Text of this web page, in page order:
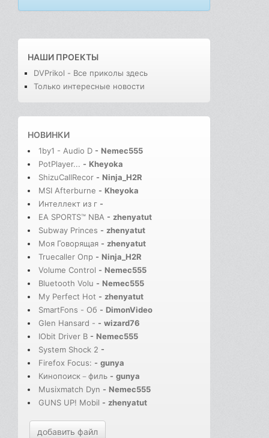
НАШИ ПРОЕКТЫ
DVPrikol - Все приколы здесь
Только интересные новости
НОВИНКИ
1by1 - Audio D - Nemec555
PotPlayer... - Kheyoka
ShizuCallRecor - Ninja_H2R
MSI Afterburne - Kheyoka
Интеллект из г -
EA SPORTS™ NBA - zhenyatut
Subway Princes - zhenyatut
Моя Говорящая - zhenyatut
Truecaller Опр - Ninja_H2R
Volume Control - Nemec555
Bluetooth Volu - Nemec555
My Perfect Hot - zhenyatut
SmartFons - Об - DimonVideo
Glen Hansard - - wizard76
IObit Driver B - Nemec555
System Shock 2 -
Firefox Focus: - gunya
Кинопоиск－филь - gunya
Musixmatch Dyn - Nemec555
GUNS UP! Mobil - zhenyatut
добавить файл